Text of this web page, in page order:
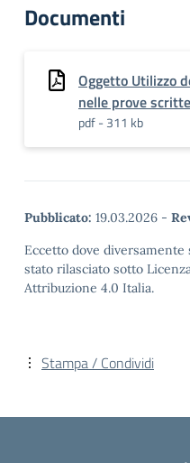
Documenti
Oggetto Utilizzo
nelle prove
pdf - 311 kb
Pubblicato: 19.03.2026 -
Eccetto dove
stato rilasciato sotto
Attribuzione 4.0 Italia.
Stampa / Condividi